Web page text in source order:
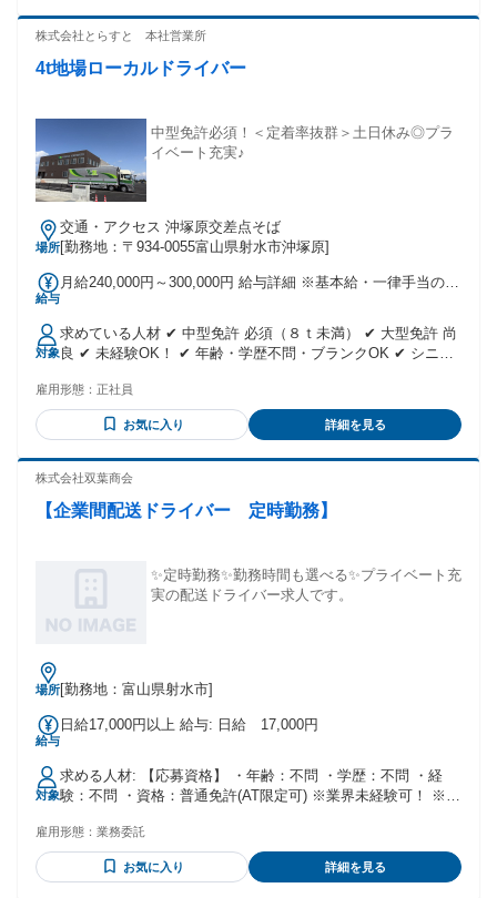
株式会社とらすと 本社営業所
4t地場ローカルドライバー
中型免許必須！＜定着率抜群＞土日休み◎プラ
イベート充実♪
場所
交通・アクセス 沖塚原交差点そば
[勤務地：〒934-0055富山県射水市沖塚原]
給与
月給240,000円～300,000円 給与詳細 ※基本給・一律手当の総
手当】 全員に一律で支払われる通勤・皆勤・家族手当金額：
なし 全員に一律で支払われるその他手当金額：あり 1ヶ月あ
たり9万円 〜 10万円 ※一律無事故手当1万円含む
対象
求めている人材 ✔ 中型免許 必須（８ｔ未満） ✔ 大型免許 尚
良 ✔ 未経験OK！ ✔ 年齢・学歴不問・ブランクOK ✔ シニア
れば尚好」／／ ￣￣V￣￣￣￣￣￣￣￣￣￣￣￣￣￣ ・トラ
ック運転手 ・配送ドライバー ・大型ドライバー ・ルート配
送 ・運送業 ・長距離ドライバー
雇用形態： 正社員
お気に入り 詳細を見る
株式会社双葉商会
【企業間配送ドライバー 定時勤務】
✨定時勤務✨勤務時間も選べる✨プライベート充
実の配送ドライバー求人です。
場所[勤務地：富山県射水市]
給与
日給17,000円以上 給与: 日給 17,000円
対象
求める人材: 【応募資格】 ・年齢：不問 ・学歴：不問 ・経
験：不問 ・資格：普通免許(AT限定可) ※業界未経験可！ ※当
しています！未経験の方も大歓迎で、 イチからのスタートで
も安心して始められるよう、研修を通じて丁寧にサポートい
たします。
雇用形態： 業務委託
お気に入り 詳細を見る